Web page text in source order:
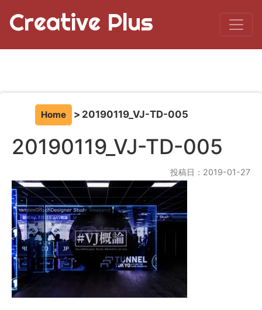
Creative Plus
Home 20190119_VJ-TD-005
20190119_VJ-TD-005
投稿日：2019-01-27